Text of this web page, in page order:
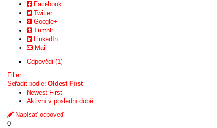
Facebook
Twitter
Google+
Tumblr
LinkedIn
Mail
Odpovědi (1)
Filter
Seřadit podle: Oldest First
Newest First
Aktivní v poslední době
Napísať odpoveď
0